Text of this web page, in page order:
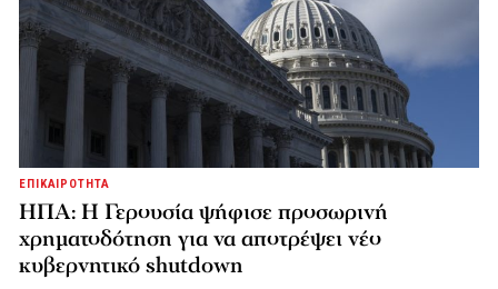
ΕΠΙΚΑΙΡΟΤΗΤΑ
ΗΠΑ: Η Γερουσία ψήφισε προσωρινή
χρηματοδότηση για να αποτρέψει νέο
κυβερνητικό shutdown